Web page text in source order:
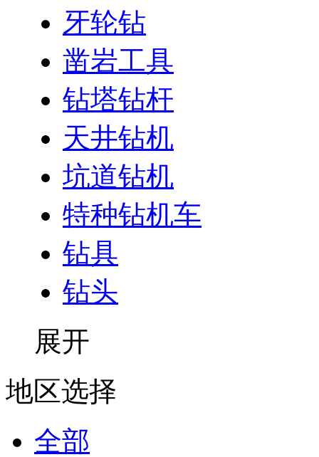
牙轮钻
凿岩工具
钻塔钻杆
天井钻机
坑道钻机
特种钻机车
钻具
钻头
展开
地区选择
全部